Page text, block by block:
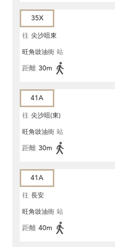
35X
往 尖沙咀東
旺角豉油街 站
距離 30m
41A
往 尖沙咀(東)
旺角豉油街 站
距離 30m
41A
往 長安
旺角豉油街 站
距離 40m